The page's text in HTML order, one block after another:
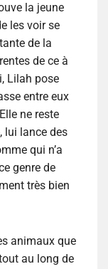
la jeune
les voir se
de la
de ce à
Lilah pose
entre eux
ne reste
lui lance des
qui n’a
genre de
très bien
animaux que
au long de